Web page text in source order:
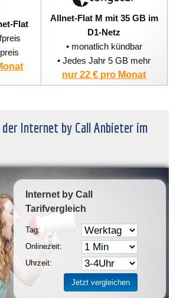
Flat
Allnet-Flat M mit 35 GB im
D1-Netz
• monatlich kündbar
• Jedes Jahr 5 GB mehr
nur 22 € pro Monat
Internet by Call Anbieter im
Internet by Call
Tarifvergleich
Tag:
Onlinezeit:
Uhrzeit: